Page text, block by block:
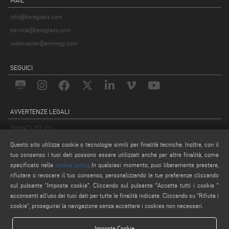
info@keraglass.com
service@keraglass.com
webmaster@emmegi.com
SEGUICI
AVVERTENZE LEGALI
PRIVACY POLICY
COMPLIANCE
NOTE LEGALI
COOKIE POLICY
Questo sito utilizza cookie o tecnologie simili per finalità tecniche. Inoltre, con il
tuo consenso i tuoi dati possono essere utilizzati anche per altre finalità, come
specificato nella cookie policy. In qualsiasi momento, puoi liberamente prestare,
rifiutare o revocare il tuo consenso, personalizzando le tue preferenze cliccando
sul pulsante “Imposta cookie”. Cliccando sul pulsante "Accetta tutti i cookie "
acconsenti all'uso dei tuoi dati per tutte le finalità indicate. Cliccando su “Rifiuta i
cookie”, proseguirai la navigazione senza accettare i cookies non necessari.